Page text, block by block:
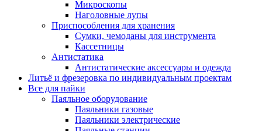
Микроскопы
Наголовные лупы
Приспособления для хранения
Сумки, чемоданы для инструмента
Кассетницы
Антистатика
Антистатические аксессуары и одежда
Литьё и фрезеровка по индивидуальным проектам
Все для пайки
Паяльное оборудование
Паяльники газовые
Паяльники электрические